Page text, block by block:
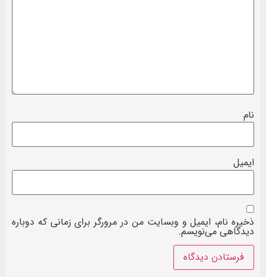
نام
ایمیل
ذخیره نام، ایمیل و وبسایت من در مرورگر برای زمانی که دوباره
دیدگاهی می‌نویسم.